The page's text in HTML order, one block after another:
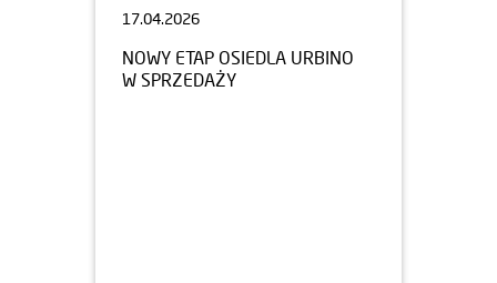
NOWY ETAP OSIEDLA URBINO
W SPRZEDAŻY